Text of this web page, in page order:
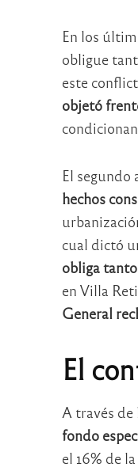
En los
obligue
este
objetó
El segundo
hechos
cual dictó
obliga
en Villa
General
El
A través
fondo
el 16% de